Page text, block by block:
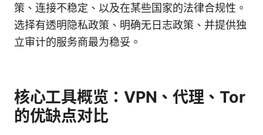
策、连接不稳定、以及在某些国家的法律合规性。
选择有透明隐私政策、明确无日志政策、并提供独
立审计的服务商最为稳妥。
核心工具概览：VPN、代理、Tor
的优缺点对比